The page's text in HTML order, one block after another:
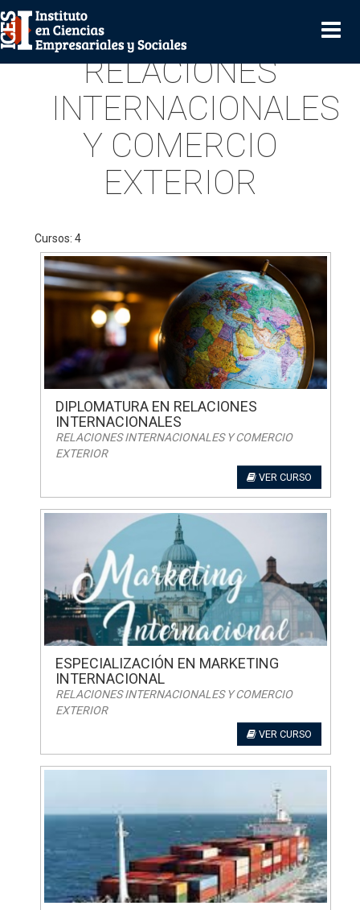
RELACIONES
INTERNACIONALES
Y COMERCIO
EXTERIOR
Cursos: 4
DIPLOMATURA EN RELACIONES
INTERNACIONALES
RELACIONES INTERNACIONALES Y COMERCIO
EXTERIOR
VER CURSO
ESPECIALIZACIÓN EN MARKETING
INTERNACIONAL
RELACIONES INTERNACIONALES Y COMERCIO
EXTERIOR
VER CURSO